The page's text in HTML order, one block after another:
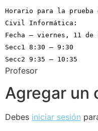
Horario para la
Civil Informática:
Fecha – viernes, 11 de
Secc1 8:30 – 9:30
Secc2 9:35 – 10:35
Profesor
Agregar un
Debes iniciar sesión